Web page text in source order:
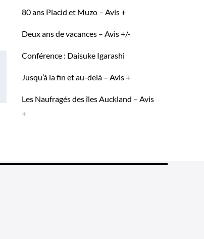
80 ans Placid et Muzo – Avis +
Deux ans de vacances – Avis +/-
Conférence : Daisuke Igarashi
Jusqu’à la fin et au-delà – Avis +
Les Naufragés des îles Auckland – Avis
+